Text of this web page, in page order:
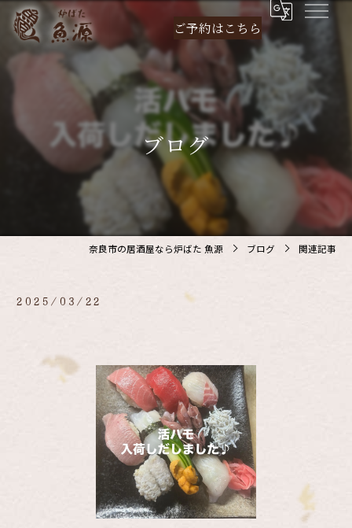
ご予約はこちら
ブログ
奈良市の居酒屋なら炉ばた 魚源 ブログ 関連記事
2025/03/22